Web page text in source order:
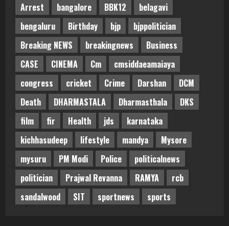
Arrest bangalore BBK12
belagavi
bengaluru
Birthday bjp
bjppolitician
Breaking NEWS
breakingnews
Business
CASE
CINEMA Cm
cmsiddaeamaiaya
congress
cricket Crime Darshan
DCM
Death
DHARMASTALA Dharmasthala
DKS
film
fir Health jds
karnataka
kichhasudeep
lifestyle mandya
Mysore
mysuru
PM Modi Police
politicalnews
politician
Prajwal Revanna RAMYA
rcb
sandalwood
SIT sportnews sports